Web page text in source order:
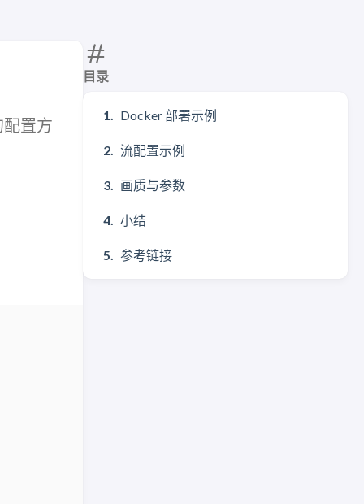
目录
Docker 部署示例
流配置示例
画质与参数
小结
参考链接
置方